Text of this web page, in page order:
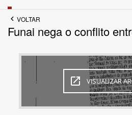
Até
Povo Indígena
VOLTAR
Funai nega o conflito
VISUALIZAR